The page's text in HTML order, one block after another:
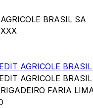
BRASIL SA
AGRICOLE
AGRICOLE
FARIA